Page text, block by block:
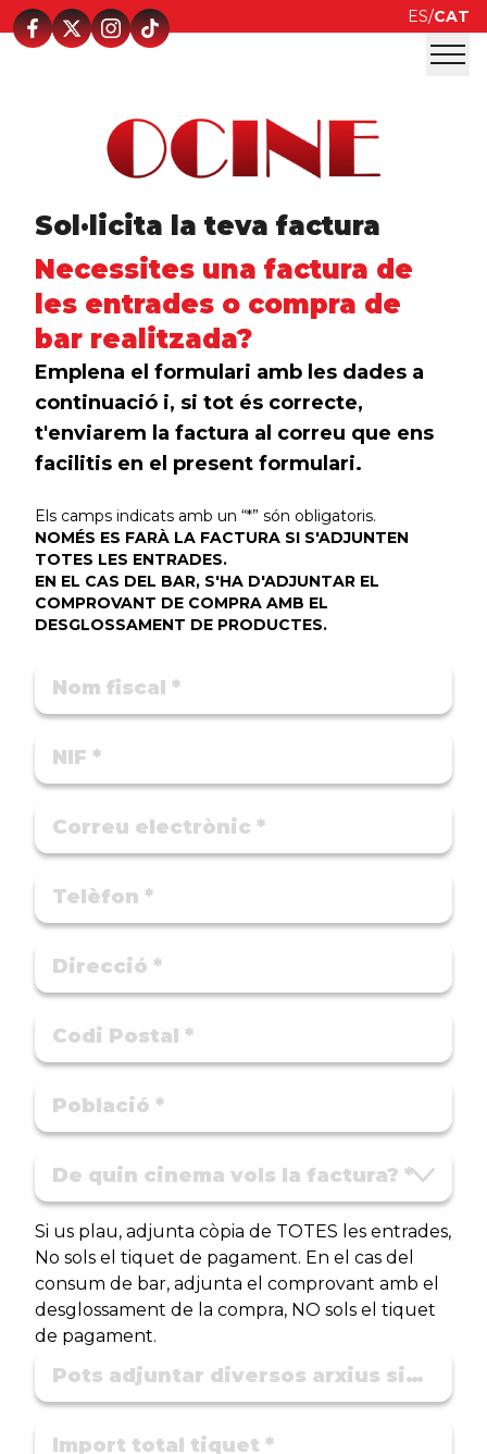
ES/CAT
Sol·licita la teva factura
Necessites una factura de
les entrades o compra de
bar realitzada?
Emplena el formulari amb les dades a
continuació i, si tot és correcte,
t'enviarem la factura al correu que ens
facilitis en el present formulari.
Els camps indicats amb un “*” són obligatoris.
NOMÉS ES FARÀ LA FACTURA SI S'ADJUNTEN
TOTES LES ENTRADES.
EN EL CAS DEL BAR, S'HA D'ADJUNTAR EL
COMPROVANT DE COMPRA AMB EL
DESGLOSSAMENT DE PRODUCTES.
Si us plau, adjunta còpia de TOTES les entrades,
No sols el tiquet de pagament. En el cas del
consum de bar, adjunta el comprovant amb el
desglossament de la compra, NO sols el tiquet
de pagament.
Pots adjuntar diversos arxius simultàniament *